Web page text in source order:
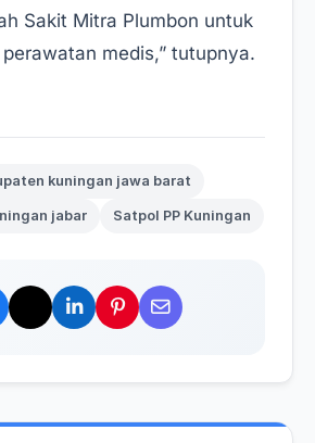
Sakit Mitra Plumbon untuk
medis,” tutupnya.
kuningan jawa barat
jabar Satpol PP Kuningan